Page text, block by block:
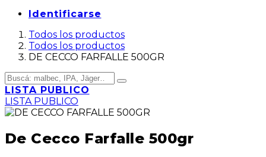
Identificarse
Todos los productos
Todos los productos
DE CECCO FARFALLE 500GR
LISTA PUBLICO
LISTA PUBLICO
De Cecco Farfalle 500gr